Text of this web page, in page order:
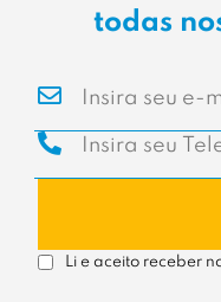
todas
Li e aceito receber